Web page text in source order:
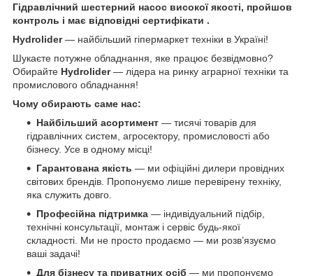
Гідравлічний шестерний насос високої якості, пройшов
контроль і має відповідні сертифікати .
Hydrolider— найбільший гіпермаркет техніки в Україні!
Шукаєте потужне обладнання, яке працює безвідмовно?
Обирайте Hydrolider— лідера на ринку аграрної техніки та
промислового обладнання!
Чому обирають саме нас:
Найбільший асортимент — тисячі товарів для
гідравлічних систем, агросектору, промисловості або
бізнесу. Усе в одному місці!
Гарантована якість — ми офіційні дилери провідних
світових брендів. Пропонуємо лише перевірену техніку,
яка служить довго.
Професійна підтримка — індивідуальний підбір,
технічні консультації, монтаж і сервіс будь-якої
складності. Ми не просто продаємо — ми розв’язуємо
ваші задачі!
Для бізнесу та приватних осіб — ми пропонуємо